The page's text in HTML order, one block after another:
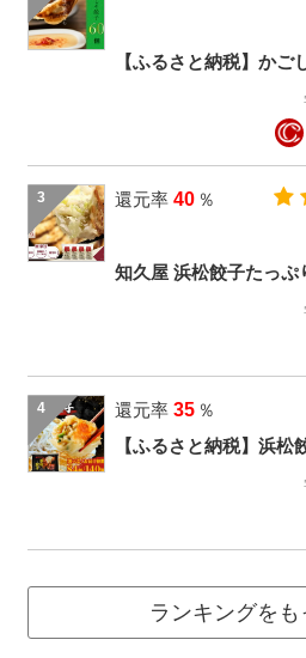
3 還元率 40 ％
4 還元率 35 ％
ランキングをも